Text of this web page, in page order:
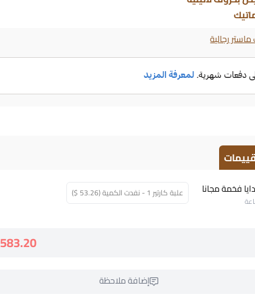
رجالية
فخمة مجانا علبة كارتير 1 - نفدت الكمية (53.26 $)
583.20 $
إضافة ملاحظة